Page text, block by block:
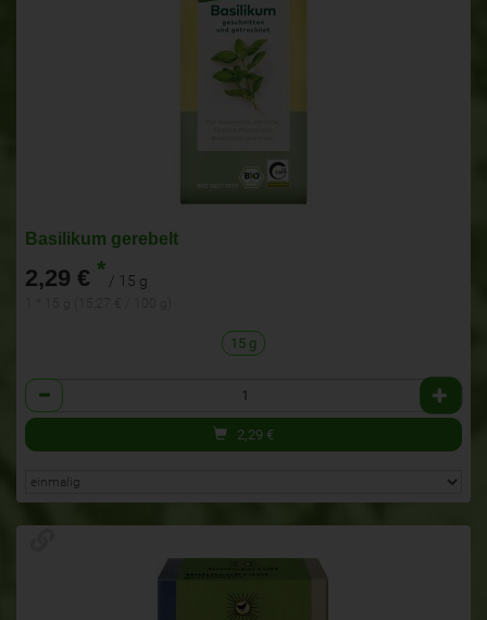
Basilikum gerebelt
2,29 € * / 15 g
15 g
Anzahl
2,29 €